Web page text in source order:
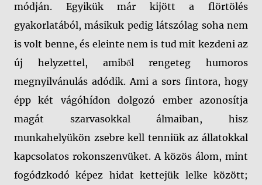
módján. Egyikük már kijött a flörtölés
gyakorlatából, másikuk pedig látszólag soha nem
is volt benne, és eleinte nem is tud mit kezdeni az
új helyzettel, amiből rengeteg humoros
megnyilvánulás adódik. Ami a sors fintora, hogy
épp két vágóhídon dolgozó ember azonosítja
magát szarvasokkal álmaiban, hisz
munkahelyükön zsebre kell tenniük az állatokkal
kapcsolatos rokonszenvüket. A közös álom, mint
fogódzkodó képez hidat kettejük lelke között;